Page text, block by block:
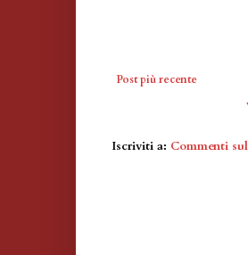
Post più recente
Iscriviti a: Commenti